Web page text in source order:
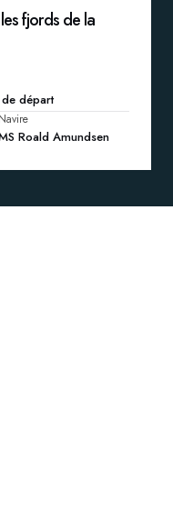
fjords de la
départ
Navire
Roald Amundsen